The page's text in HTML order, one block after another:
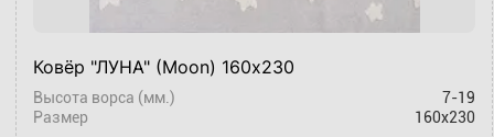
Ковёр "ЛУНА" (Moon) 160х230
Высота ворса (мм.)
7-19
Размер
160x230